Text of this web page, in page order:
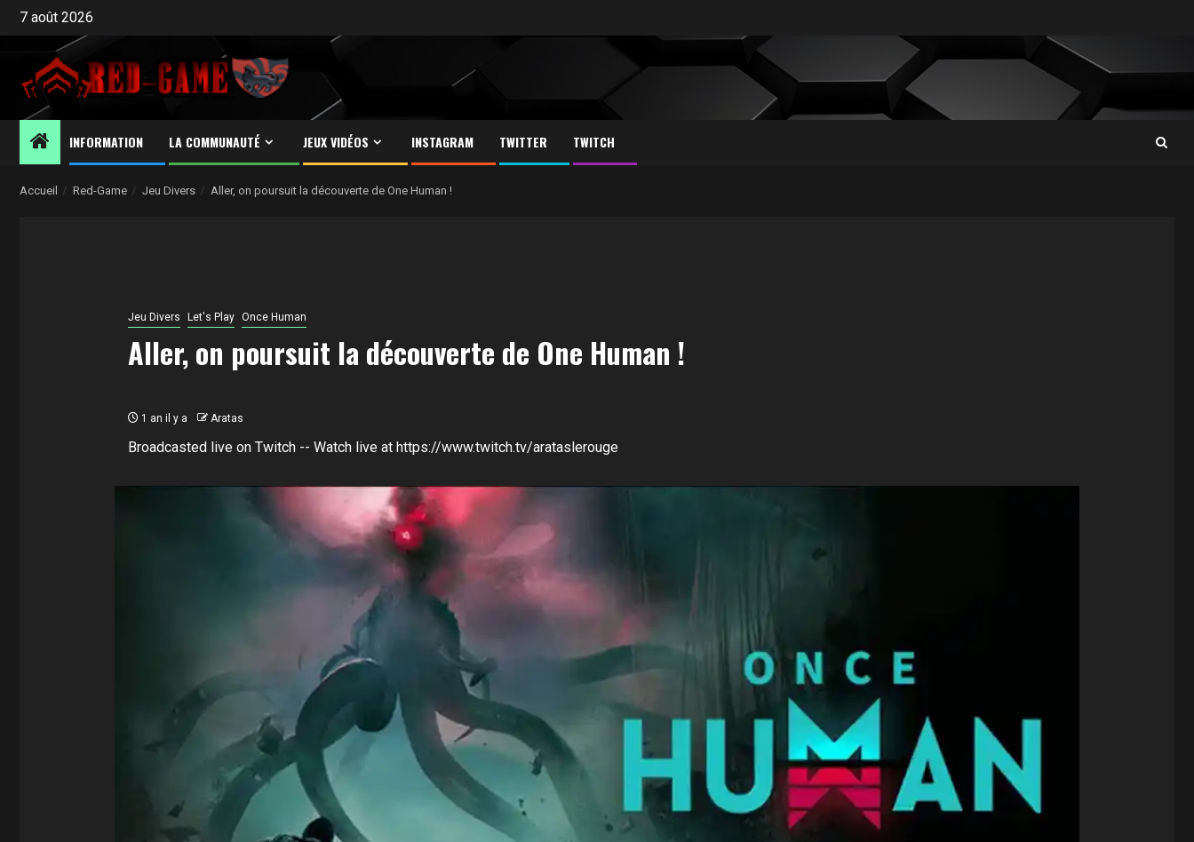
Aller7 août 2026
INFORMATION LA COMMUNAUTÉ JEUX VIDÉOS INSTAGRAM TWITTER TWITCH
Accueil Red-Game Jeu Divers Aller, on poursuit la découverte de One Human !
Jeu Divers Let's Play Once Human
Aller, on poursuit la découverte de One Human !
1 an il y a Aratas
Broadcasted live on Twitch -- Watch live at https://www.twitch.tv/arataslerouge